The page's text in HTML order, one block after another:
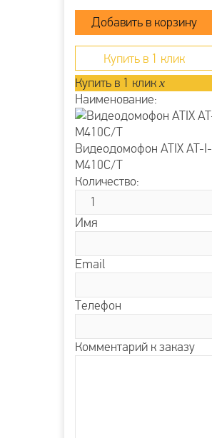
Купить в 1 клик
Купить в 1 клик x
Наименование:
Видеодомофон ATIX AT-I-
М410C/T
Количество:
Имя
Email
Телефон
Комментарий к заказу